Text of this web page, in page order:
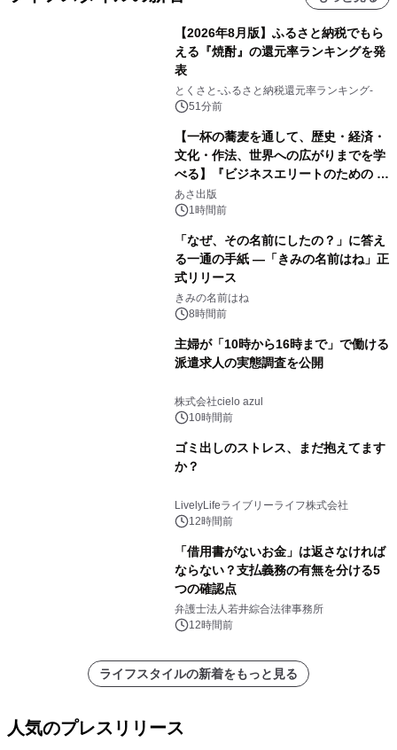
【2026年8月版】ふるさと納税でもら
える『焼酎』の還元率ランキングを発
表
とくさと-ふるさと納税還元率ランキング-
51分前
【一杯の蕎麦を通して、歴史・経済・
文化・作法、世界への広がりまでを学
べる】『ビジネスエリートのための 教
養としての蕎麦』2026年8月25日
（火）発売
あさ出版
1時間前
「なぜ、その名前にしたの？」に答え
る一通の手紙 ―「きみの名前はね」正
式リリース
きみの名前はね
8時間前
主婦が「10時から16時まで」で働ける
派遣求人の実態調査を公開
株式会社cielo azul
10時間前
ゴミ出しのストレス、まだ抱えてます
か？
LivelyLifeライブリーライフ株式会社
12時間前
「借用書がないお金」は返さなければ
ならない？支払義務の有無を分ける5
つの確認点
弁護士法人若井綜合法律事務所
12時間前
ライフスタイルの新着をもっと見る
人気のプレスリリース